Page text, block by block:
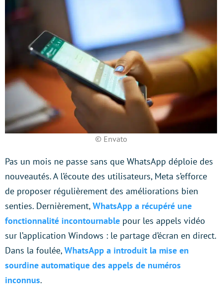
© Envato
Pas un mois ne passe sans que WhatsApp déploie des
nouveautés. A l’écoute des utilisateurs, Meta s’efforce
de proposer régulièrement des améliorations bien
senties. Dernièrement,WhatsApp a récupéré une
fonctionnalité incontournable pour les appels vidéo
sur l’application Windows : le partage d’écran en direct.
Dans la foulée,WhatsApp a introduit la mise en
sourdine automatique des appels de numéros
inconnus.